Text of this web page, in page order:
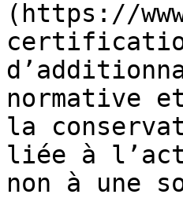
(https://
normative
la
liée à
non à une